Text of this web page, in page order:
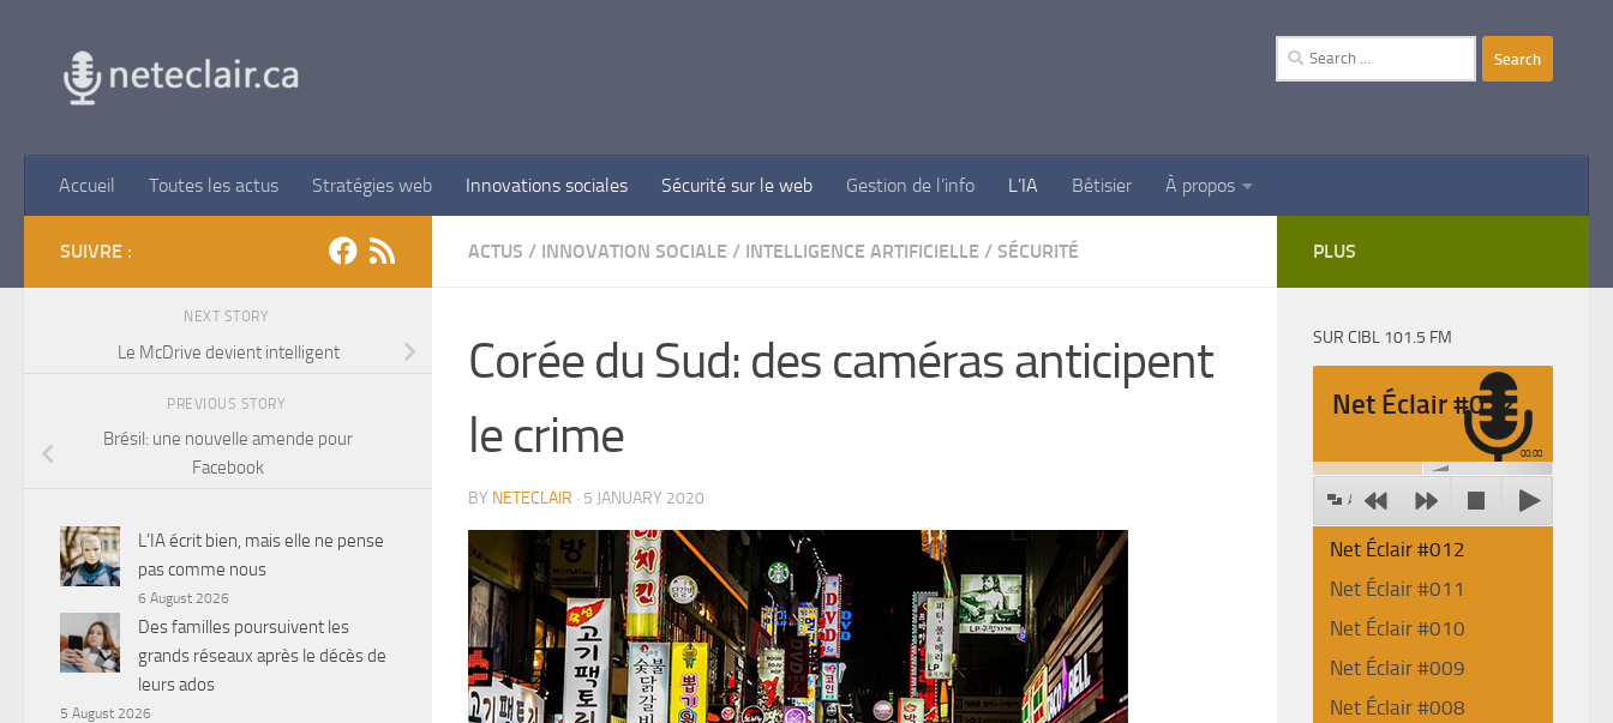
Search
for:
Accueil Toutes les actus Stratégies web Innovations sociales Sécurité sur le web Gestion de l’info L’IA Bêtisier À propos
ACTUS / INNOVATION SOCIALE / INTELLIGENCE ARTIFICIELLE / SÉCURITÉ
Corée du Sud: des caméras anticipent
le crime
BY NETECLAIR · 5 JANUARY 2020
SUIVRE :
NEXT STORY
Le McDrive devient intelligent
PREVIOUS STORY
Brésil: une nouvelle amende pour
Facebook
L’IA écrit bien, mais elle ne pense
pas comme nous
6 August 2026
Des familles poursuivent les
grands réseaux après le décès de
leurs ados
5 August 2026
PLUS
SUR CIBL 101.5 FM
Net Éclair #012
00:00
Agrandir
Net Éclair #012
Net Éclair #011
Net Éclair #010
Net Éclair #009
Net Éclair #008